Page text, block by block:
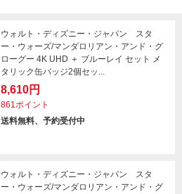
ウォルト・ディズニー・ジャパン スタ
ー・ウォーズ/マンダロリアン・アンド・グ
ローグー 4K UHD ＋ ブルーレイ セット メ
タリック缶バッジ2個セッ...
8,610円
861ポイント
送料無料、予約受付中
ウォルト・ディズニー・ジャパン スタ
ー・ウォーズ/マンダロリアン・アンド・グ